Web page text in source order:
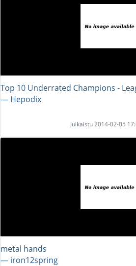
Top 10 Underrated Champions -
― Hepodix
Julkaistu 2014-02-05
metal hands
― iron12spring